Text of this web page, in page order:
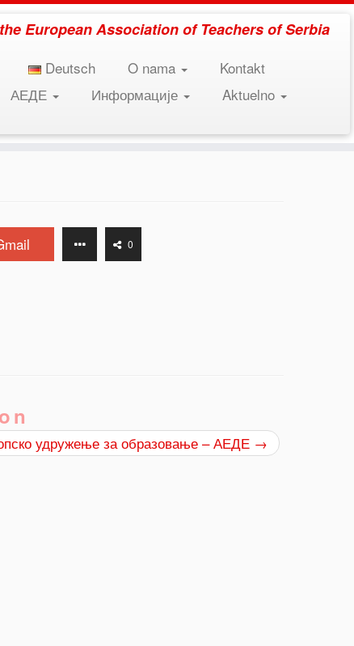
European Association of Teachers of Serbia
Deutsch O nama
Kontakt
АЕДЕ Информације
Aktuelno
0
удружење за образовање – АЕДЕ →